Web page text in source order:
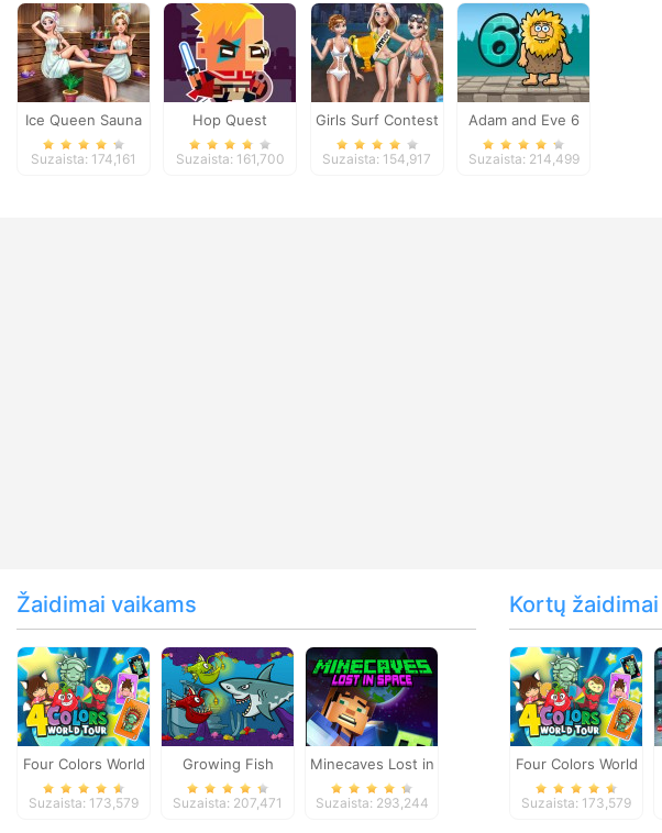
Ice Queen Sauna
Realife
Suzaista: 174,161
Hop Quest
Suzaista: 161,700
Girls Surf Contest
Suzaista: 154,917
Adam and Eve 6
Suzaista: 214,499
Žaidimai vaikams
Four Colors World
Tour
Suzaista: 173,579
Growing Fish
Suzaista: 207,471
Minecaves Lost in
Space
Suzaista: 293,244
Kortų žaidimai
Four Colors World
Tour
Suzaista: 173,579